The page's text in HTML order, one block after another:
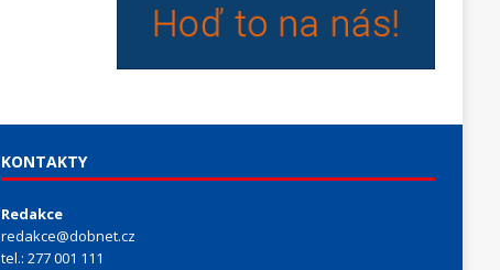
KONTAKTY
Redakce
redakce@dobnet.cz
tel.: 277 001 111